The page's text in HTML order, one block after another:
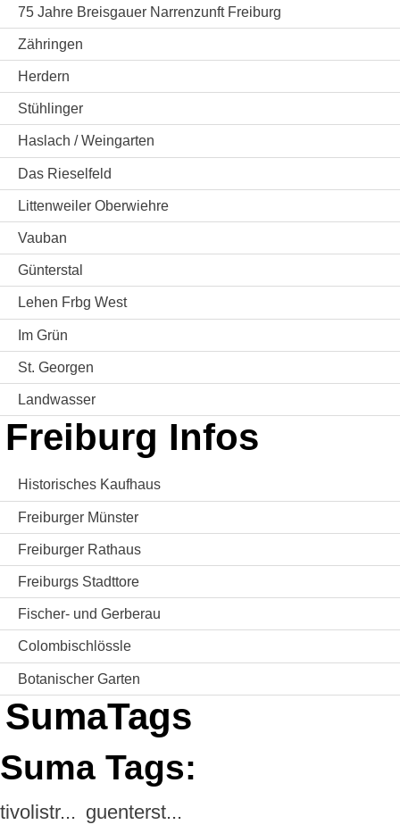
75 Jahre Breisgauer Narrenzunft Freiburg
Zähringen
Herdern
Stühlinger
Haslach / Weingarten
Das Rieselfeld
Littenweiler Oberwiehre
Vauban
Günterstal
Lehen Frbg West
Im Grün
St. Georgen
Landwasser
Freiburg Infos
Historisches Kaufhaus
Freiburger Münster
Freiburger Rathaus
Freiburgs Stadttore
Fischer- und Gerberau
Colombischlössle
Botanischer Garten
SumaTags
Suma Tags:
tivolistr... guenterst...